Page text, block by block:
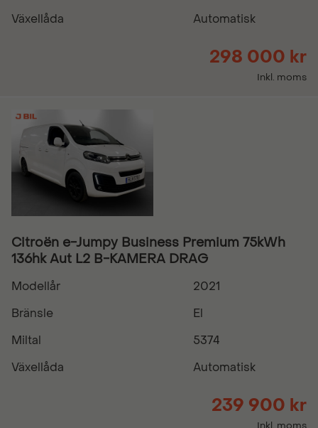
Växellåda
Automatisk
298 000 kr
Inkl. moms
Citroën e-Jumpy Business Premium 75kWh
136hk Aut L2 B-KAMERA DRAG
Modellår
2021
Bränsle
El
Miltal
5374
Växellåda
Automatisk
239 900 kr
Inkl. moms